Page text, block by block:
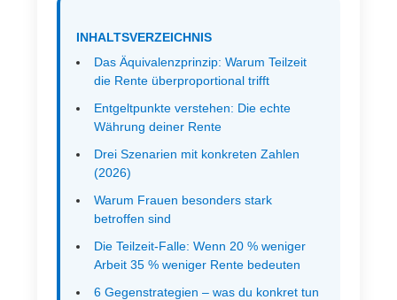
INHALTSVERZEICHNIS
Das Äquivalenzprinzip: Warum Teilzeit
die Rente überproportional trifft
Entgeltpunkte verstehen: Die echte
Währung deiner Rente
Drei Szenarien mit konkreten Zahlen
(2026)
Warum Frauen besonders stark
betroffen sind
Die Teilzeit-Falle: Wenn 20 % weniger
Arbeit 35 % weniger Rente bedeuten
6 Gegenstrategien – was du konkret tun